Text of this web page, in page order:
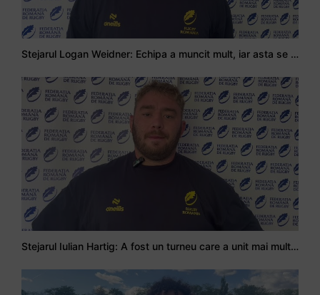
Stejarul Logan Weidner: Echipa a muncit mult, iar asta se va vedea în meciurile de la Nations Cup
Stejarul Iulian Hartig: A fost un turneu care a unit mai mult echipa